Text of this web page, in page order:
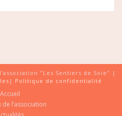
"Les Sentiers de Soie" |
| Politique de confidentialité
Accueil
l’association